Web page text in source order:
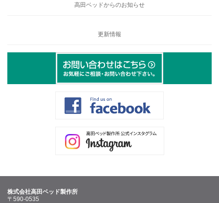
高田ベッドからのお知らせ
更新情報
株式会社高田ベッド製作所
〒590-0535